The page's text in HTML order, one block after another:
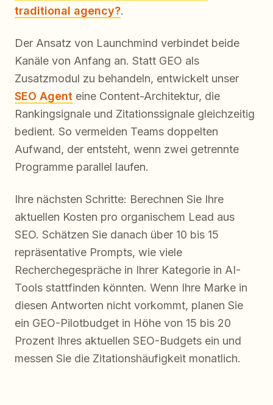
traditional agency?.
Der Ansatz von Launchmind verbindet beide
Kanäle von Anfang an. Statt GEO als
Zusatzmodul zu behandeln, entwickelt unser
SEO Agent eine Content-Architektur, die
Rankingsignale und Zitationssignale gleichzeitig
bedient. So vermeiden Teams doppelten
Aufwand, der entsteht, wenn zwei getrennte
Programme parallel laufen.
Ihre nächsten Schritte: Berechnen Sie Ihre
aktuellen Kosten pro organischem Lead aus
SEO. Schätzen Sie danach über 10 bis 15
repräsentative Prompts, wie viele
Recherchegespräche in Ihrer Kategorie in AI-
Tools stattfinden könnten. Wenn Ihre Marke in
diesen Antworten nicht vorkommt, planen Sie
ein GEO-Pilotbudget in Höhe von 15 bis 20
Prozent Ihres aktuellen SEO-Budgets ein und
messen Sie die Zitationshäufigkeit monatlich.